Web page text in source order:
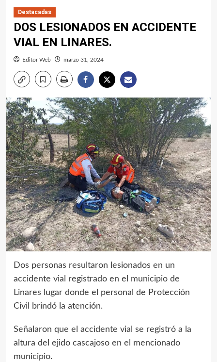
Destacadas
DOS LESIONADOS EN ACCIDENTE
VIAL EN LINARES.
Editor Web marzo 31, 2024
Dos personas resultaron lesionados en un
accidente vial registrado en el municipio de
Linares lugar donde el personal de Protección
Civil brindó la atención.
Señalaron que el accidente vial se registró a la
altura del ejido cascajoso en el mencionado
municipio.